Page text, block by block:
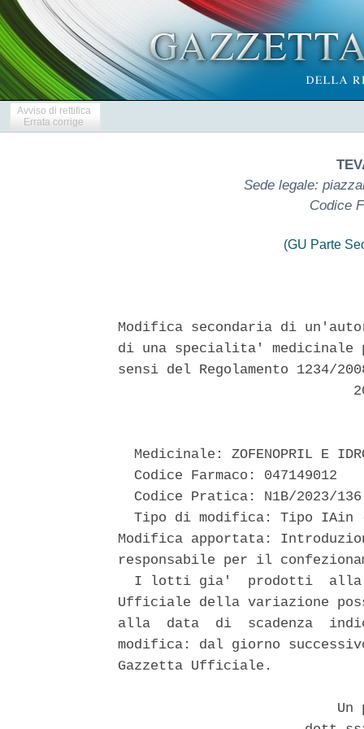
Avviso di rettifica
Errata corrige
Sede legale:
Codice
(GU Parte
Modifica secondaria di
di una specialita' medicinale
sensi del Regolamento 1234/
Medicinale: ZOFENOPRIL E
  Codice Farmaco: 047149012
Codice Pratica: N1B/2023/
Tipo di modifica: Tipo IAin
Modifica apportata:
responsabile per il
I lotti gia'  prodotti
Ufficiale della variazione
alla  data  di  scadenza
modifica: dal giorno
Gazzetta Ufficiale.
Un